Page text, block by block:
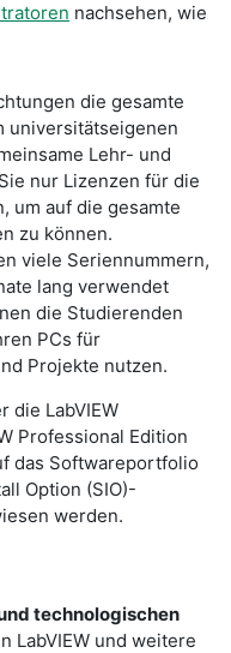
nachsehen, wie
die gesamte
universitätseigenen
Lehr- und
nur Lizenzen für die
um auf die gesamte
zu können.
viele Seriennummern,
lang verwendet
die Studierenden
PCs für
Projekte nutzen.
die LabVIEW
Professional Edition
das Softwareportfolio
Option (SIO)-
werden.
technologischen
LabVIEW und weitere